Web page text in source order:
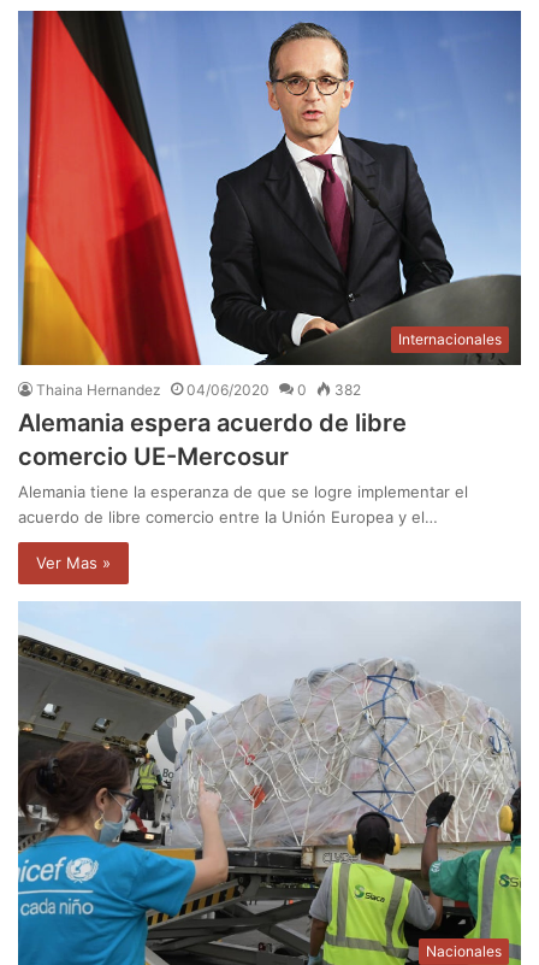
Internacionales
Thaina Hernandez 04/06/2020 0 382
Alemania espera acuerdo de libre
comercio UE-Mercosur
Alemania tiene la esperanza de que se logre implementar el
acuerdo de libre comercio entre la Unión Europea y el…
Ver Mas »
Nacionales